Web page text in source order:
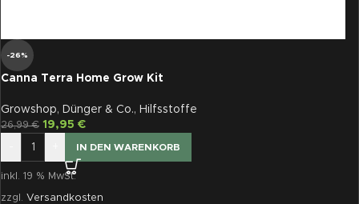
-26%
Canna Terra Home Grow Kit
Growshop, Dünger & Co., Hilfsstoffe
26,99€ 19,95 €
IN DEN WARENKORB
inkl. 19 % MwSt.
zzgl. Versandkosten